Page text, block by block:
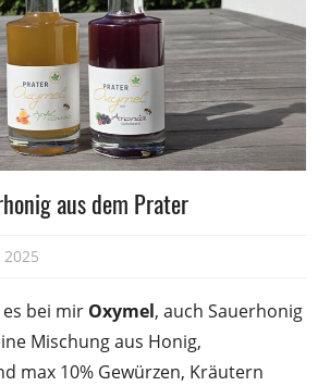
aus dem Prater
bei mir Oxymel, auch Sauerhonig
Mischung aus Honig,
max 10% Gewürzen, Kräutern